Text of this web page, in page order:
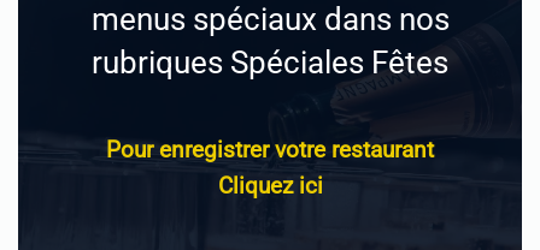
menus spéciaux dans nos
rubriques Spéciales Fêtes
Pour enregistrer votre restaurant
Cliquez ici